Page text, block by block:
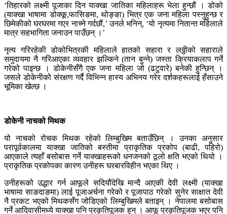
‘तिहारको लक्ष्मी पूजाका दिन याक्खा जातिका महिलाहरू भेला हुन्छौं । डोको
(याक्खा भाषामा डोक्कू,फासिङमा, थोङ्ङा) भित्र एक जना महिला पस्नुहुन्छ र
छिमेकीको घरघरमा गएर नाच्ने गर्दछौं,’ उनले भनिन्, ‘यो नृत्यमा नितान्त महिलाले
मात्र सहभागिता जनाउन पाउँछन् ।’
नृत्य गरिरहेकी डोकोभित्रकी महिलाले हातको सहारा र लठ्ठीको सहाराले
समुदायमा नै गरिआएका व्यवहार झल्किने (तान बुन्ने) जस्ता क्रियाकलाप गर्ने
गरेको पाइन्छ । डोकेनीसँगै एक जना महिला जो (ढटुवारे) बनेकी हुन्छिन् ।
जसले डोकेनीको संरक्षण गर्दै विभिन्न हास्य अभिनय गरेर दर्शकहरूलाई हँसाउने
भूमिका खेल्छ ।
डोकेनी नाचको मिथक
यो नाचको रोचक मिथक रहेको लिम्बुखिम बताउँछिन् । उनका अनुसार
परापूर्वकालमा याक्खा जातिको बस्तीमा प्राकृतिक प्रकोप (बाढी, पहिरो)
आएकाले त्यहाँ बसोबास गर्ने याक्खाहरूको धनजनको ठूलो क्षति भएको थियो ।
प्राकृतिक प्रकोपका कारण उनीहरू घरबारविहीन भएका थिए ।
उनीहरूको उद्धार गर्न आफूले सदियौंदेखि मान्दै आएकी देवी लक्ष्मी (याक्खा
भाषामा साङदाङमा) लाई पूजाअर्चना गरेको र पूजापाठ गरेको सुनेर साक्षात देवी
नै प्रकट भएको मिथकसँग जोडिएको लिम्बुखिमले बताइन् । नेपालमा बसोबास
गर्ने आदिवासीमध्ये याक्खा पनि प्रकृतिपूजक हुन् । आफू प्रकृतिपूजक भएर पनि